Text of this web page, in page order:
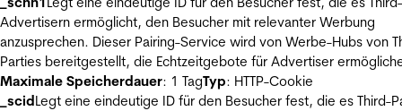
Advertisern ermöglicht, den Besucher mit relevanter Werbung
anzusprechen. Dieser Pairing-Service wird von Werbe-Hubs von
Parties bereitgestellt, die Echtzeitgebote für Advertiser
Maximale Speicherdauer: 1 TagTyp: HTTP-Cookie
_scidLegt eine eindeutige ID für den Besucher fest, die es Third-